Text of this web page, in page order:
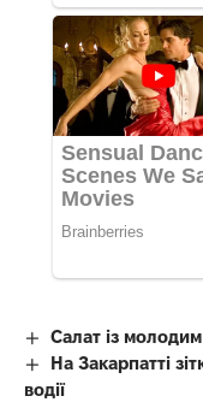
Салат із
На Закарпатті
водії